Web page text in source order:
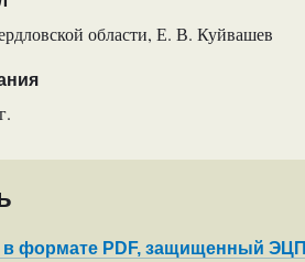
области, Е. В. Куйвашев
формате PDF, защищенный ЭЦП